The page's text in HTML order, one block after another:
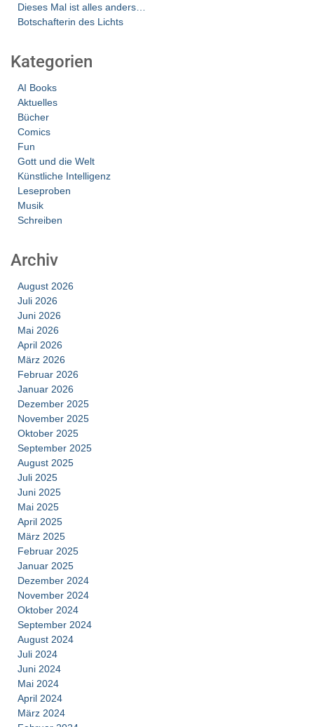
Dieses Mal ist alles anders…
Botschafterin des Lichts
Kategorien
AI Books
Aktuelles
Bücher
Comics
Fun
Gott und die Welt
Künstliche Intelligenz
Leseproben
Musik
Schreiben
Archiv
August 2026
Juli 2026
Juni 2026
Mai 2026
April 2026
März 2026
Februar 2026
Januar 2026
Dezember 2025
November 2025
Oktober 2025
September 2025
August 2025
Juli 2025
Juni 2025
Mai 2025
April 2025
März 2025
Februar 2025
Januar 2025
Dezember 2024
November 2024
Oktober 2024
September 2024
August 2024
Juli 2024
Juni 2024
Mai 2024
April 2024
März 2024